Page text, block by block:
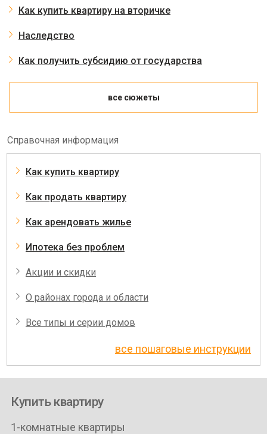
Как купить квартиру на вторичке
Наследство
Как получить субсидию от государства
все сюжеты
Справочная информация
Как купить квартиру
Как продать квартиру
Как арендовать жилье
Ипотека без проблем
Акции и скидки
О районах города и области
Все типы и серии домов
все пошаговые инструкции
Купить квартиру
1-комнатные квартиры